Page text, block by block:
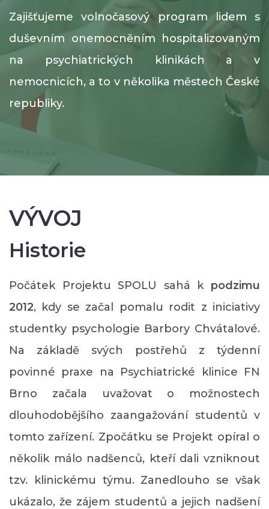
Zajišťujeme volnočasový program lidem s
duševním onemocněním hospitalizovaným
na psychiatrických klinikách a v
nemocnicích, a to v několika městech České
republiky.
VÝVOJ
Historie
Počátek Projektu SPOLU sahá k podzimu
2012, kdy se začal pomalu rodit z iniciativy
studentky psychologie Barbory Chvátalové.
Na základě svých postřehů z týdenní
povinné praxe na Psychiatrické klinice FN
Brno začala uvažovat o možnostech
dlouhodobějšího zaangažování studentů v
tomto zařízení. Zpočátku se Projekt opíral o
několik málo nadšenců, kteří dali vzniknout
tzv. klinickému týmu. Zanedlouho se však
ukázalo, že zájem studentů a jejich nadšení